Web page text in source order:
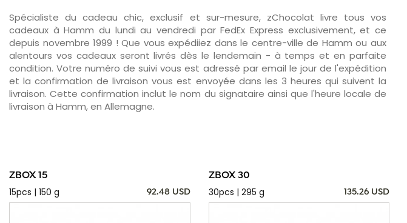
Spécialiste du cadeau chic, exclusif et sur-mesure, zChocolat livre tous vos
cadeaux à Hamm du lundi au vendredi par FedEx Express exclusivement, et ce
depuis novembre 1999 ! Que vous expédiiez dans le centre-ville de Hamm ou aux
alentours vos cadeaux seront livrés dès le lendemain - à temps et en parfaite
condition. Votre numéro de suivi vous est adressé par email le jour de l'expédition
et la confirmation de livraison vous est envoyée dans les 3 heures qui suivent la
livraison. Cette confirmation inclut le nom du signataire ainsi que l'heure locale de
livraison à Hamm, en Allemagne.
ZBOX 15
15pcs | 150 g
92.48 USD
ZBOX 30
30pcs | 295 g
135.26 USD